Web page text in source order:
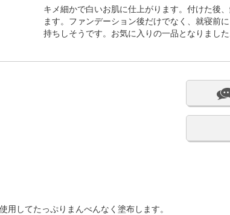
キメ細かで白いお肌に仕上がります。付けた後
ます。ファンデーション後だけでなく、就寝前
持ちしそうです。お気に入りの一品となりました
用してたっぷりまんべんなく塗布します。